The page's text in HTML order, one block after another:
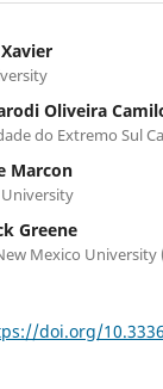
Oliveira
do Extremo Sul
Marcon
Greene
Mexico University
doi.org/